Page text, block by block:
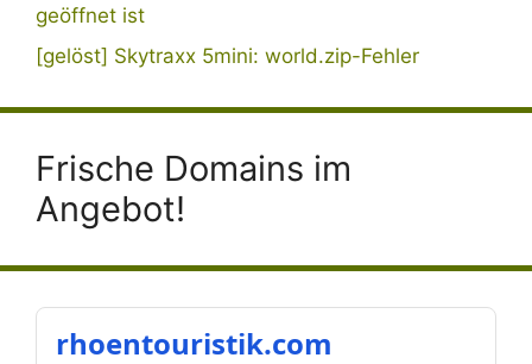
geöffnet ist
[gelöst] Skytraxx 5mini: world.zip-Fehler
Frische Domains im
Angebot!
rhoentouristik.com